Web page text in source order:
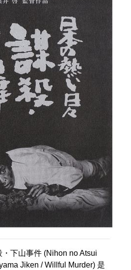
・下山事件 (Nihon no Atsui
Jiken / Willful Murder) 是